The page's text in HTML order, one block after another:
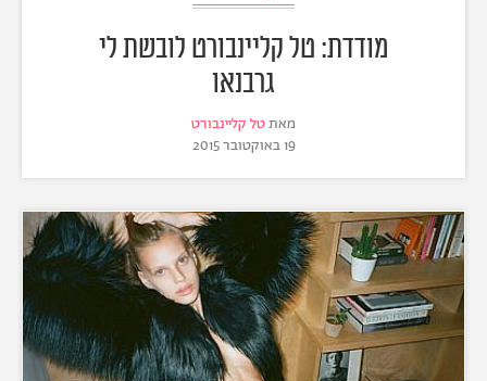
מודדת: טל קליינבורט לובשת לי
גרבנאו
מאתטל קליינבורט
19 באוקטובר 2015